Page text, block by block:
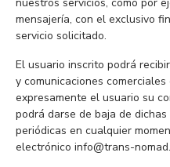
mensajería, con el exclusivo
servicio solicitado.
El usuario inscrito podrá
y comunicaciones
expresamente el usuario su
podrá darse de baja de
periódicas en cualquier
electrónico info@trans-